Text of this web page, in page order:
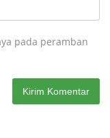
pada peramban